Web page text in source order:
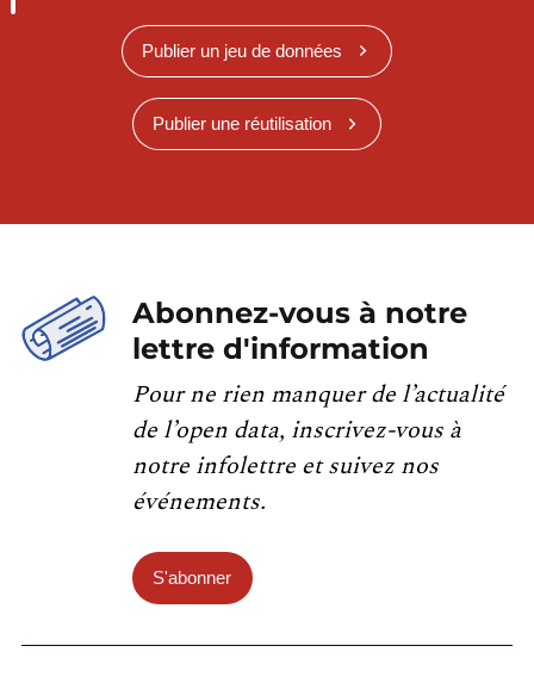
Publier un jeu de données
Publier une réutilisation
Abonnez-vous à notre
lettre d'information
Pour ne rien manquer de l’actualité
de l’open data, inscrivez-vous à
notre infolettre et suivez nos
événements.
S'abonner